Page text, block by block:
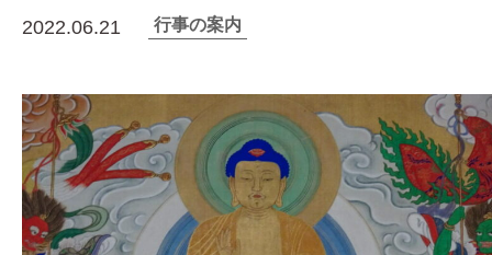
2022.06.21 行事の案内